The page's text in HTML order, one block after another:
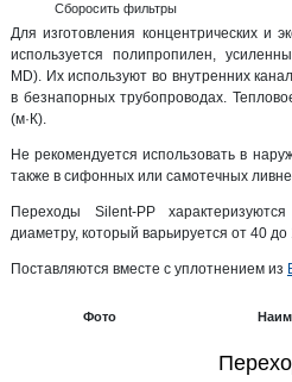
Сборосить фильтры
Для изготовления концентрических и
используется полипропилен,
MD). Их используют во внутренних
в безнапорных трубопроводах.
(м·К).
Не рекомендуется использовать в
также в сифонных или самотечных
Переходы Silent-PP
диаметру, который варьируется от 40
Поставляются вместе с уплотнением из
Фото